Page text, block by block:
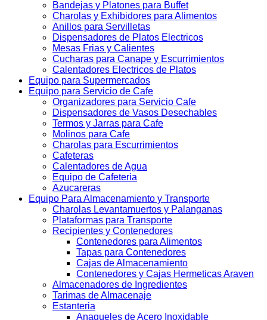
Bandejas y Platones para Buffet
Charolas y Exhibidores para Alimentos
Anillos para Servilletas
Dispensadores de Platos Electricos
Mesas Frias y Calientes
Cucharas para Canape y Escurrimientos
Calentadores Electricos de Platos
Equipo para Supermercados
Equipo para Servicio de Cafe
Organizadores para Servicio Cafe
Dispensadores de Vasos Desechables
Termos y Jarras para Cafe
Molinos para Cafe
Charolas para Escurrimientos
Cafeteras
Calentadores de Agua
Equipo de Cafeteria
Azucareras
Equipo Para Almacenamiento y Transporte
Charolas Levantamuertos y Palanganas
Plataformas para Transporte
Recipientes y Contenedores
Contenedores para Alimentos
Tapas para Contenedores
Cajas de Almacenamiento
Contenedores y Cajas Hermeticas Araven
Almacenadores de Ingredientes
Tarimas de Almacenaje
Estanteria
Anaqueles de Acero Inoxidable